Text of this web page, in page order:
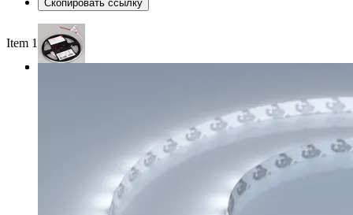
Скопировать ссылку
Item 1 of 3